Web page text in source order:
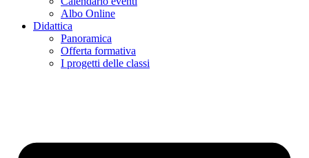
Albo Online
Didattica
Panoramica
Offerta formativa
I progetti delle classi